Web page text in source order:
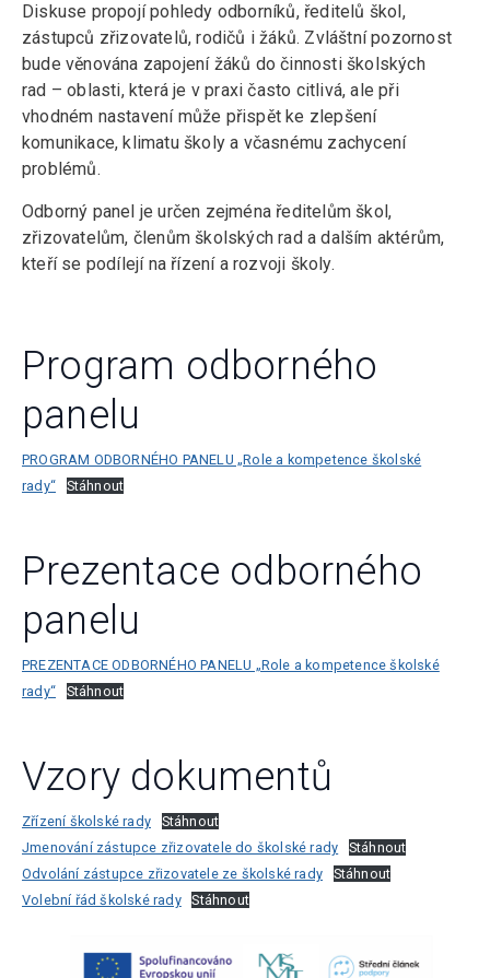
Diskuse propojí pohledy odborníků, ředitelů škol,
zástupců zřizovatelů, rodičů i žáků. Zvláštní pozornost
bude věnována zapojení žáků do činnosti školských
rad – oblasti, která je v praxi často citlivá, ale při
vhodném nastavení může přispět ke zlepšení
komunikace, klimatu školy a včasnému zachycení
problémů.
Odborný panel je určen zejména ředitelům škol,
zřizovatelům, členům školských rad a dalším aktérům,
kteří se podílejí na řízení a rozvoji školy.
Program odborného
panelu
PROGRAM ODBORNÉHO PANELU „Role a kompetence školské
rady“
Stáhnout
Prezentace odborného
panelu
PREZENTACE ODBORNÉHO PANELU „Role a kompetence školské
rady“
Stáhnout
Vzory dokumentů
Zřízení školské rady
Stáhnout
Jmenování zástupce zřizovatele do školské rady
Stáhnout
Odvolání zástupce zřizovatele ze školské rady
Stáhnout
Volební řád školské rady
Stáhnout